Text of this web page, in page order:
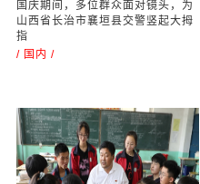
山西省长治市襄垣县交警大
队国庆期间坚守执勤暖人心